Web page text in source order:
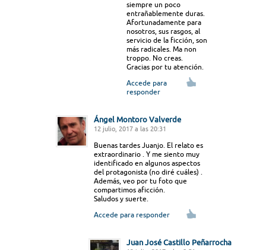
siempre un poco
entrañablemente duras.
Afortunadamente para
nosotros, sus rasgos, al
servicio de la ficción, son
más radicales. Ma non
troppo. No creas.
Gracias por tu atención.
Accede para
responder
Ángel Montoro Valverde
12 julio, 2017 a las 20:31
Buenas tardes Juanjo. El relato es
extraordinario . Y me siento muy
identificado en algunos aspectos
del protagonista (no diré cuáles) .
Además, veo por tu foto que
compartimos aficción.
Saludos y suerte.
Accede para responder
Juan José Castillo Peñarrocha